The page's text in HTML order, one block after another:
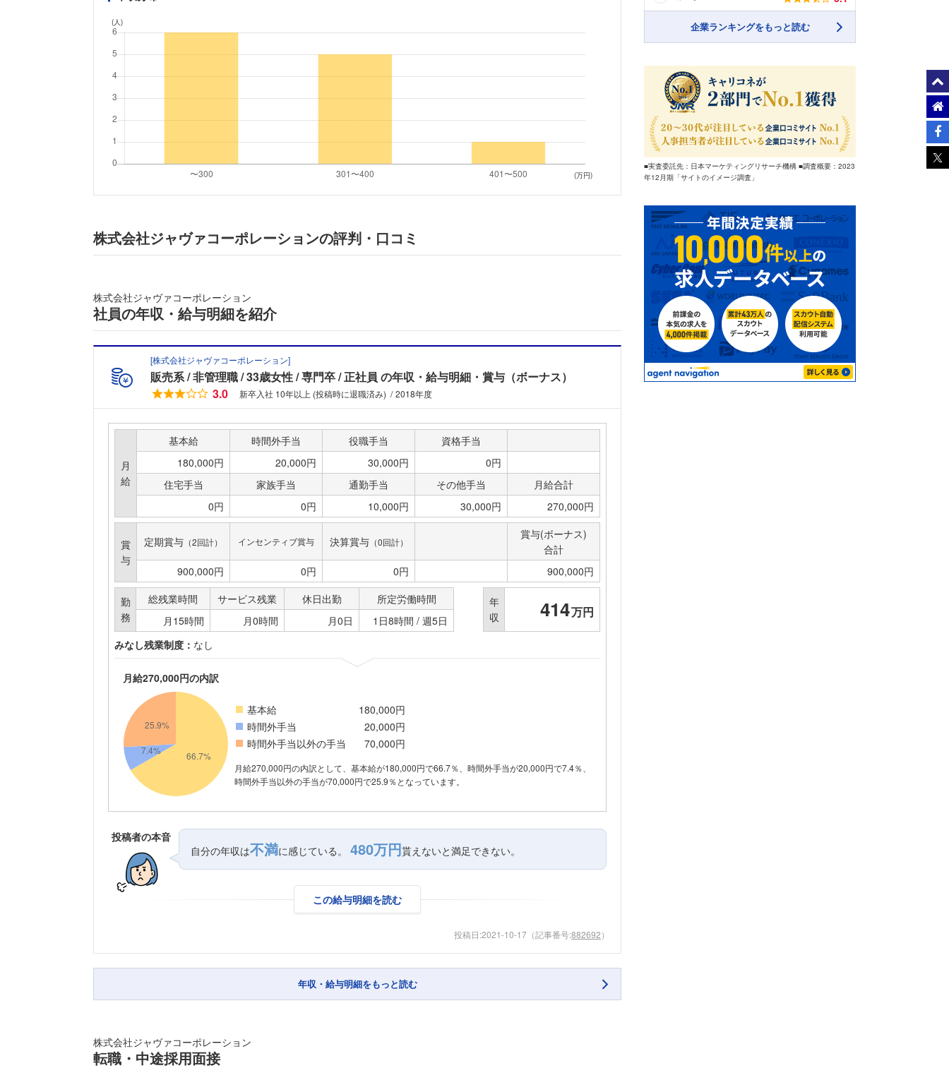
フォローしました
(人)
(万円)
株式会社ジャヴァコーポレーションの評判・口コミ
株式会社ジャヴァコーポレーション
社員の年収・給与明細を紹介
[株式会社ジャヴァコーポレーション]
販売系 非管理職 33歳女性 専門卒 正社員 の年収・給与明細・賞与（ボーナス）
3.0
新卒入社 10年以上 (投稿時に退職済み) 2018年度
月
給
基本給 時間外手当 役職手当
資格手当
180,000円
20,000円 30,000円
0円
住宅手当
家族手当 通勤手当 その他手当
月給合計
0円
0円 10,000円 30,000円 270,000円
賞
与
定期賞与 （2回計） インセンティブ賞与 決算賞与（0回計）
賞与(ボーナス)
合計
900,000円
0円 0円 900,000円
勤
務
総残業時間 サービス残業 休日出勤
所定労働時間
月15時間
月0時間 月0日 1日8時間 / 週5日
年
収
414万円
みなし残業制度： なし
月給270,000円の内訳
基本給
180,000円
時間外手当
20,000円
時間外手当以外の手当
70,000円
月給270,000円の内訳として、基本給が180,000円で66.7％、時間外手当が20,000円で7.4％、
時間外手当以外の手当が70,000円で25.9％となっています。
投稿者の本音
自分の年収は不満に感じている。 480万円貰えないと満足できない。
この給与明細を読む
投稿日:2021-10-17 （記事番号:882692）
年収・給与明細をもっと読む
株式会社ジャヴァコーポレーション
転職・中途採用面接
企業ランキングをもっと読む
■実査委託先：日本マーケティングリサーチ機構 ■調査概要：2023
年12月期「サイトのイメージ調査」